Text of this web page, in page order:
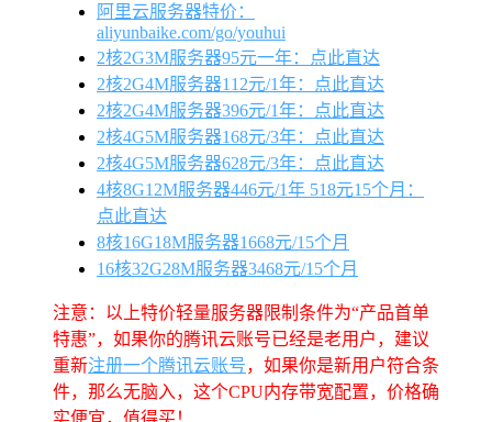
阿里云服务器特价：
aliyunbaike.com/go/youhui
2核2G3M服务器95元一年：点此直达
2核2G4M服务器112元/1年：点此直达
2核2G4M服务器396元/1年：点此直达
2核4G5M服务器168元/3年：点此直达
2核4G5M服务器628元/3年：点此直达
4核8G12M服务器446元/1年 518元15个月：
点此直达
8核16G18M服务器1668元/15个月
16核32G28M服务器3468元/15个月
注意：以上特价轻量服务器限制条件为“产品首单
特惠”，如果你的腾讯云账号已经是老用户，建议
重新注册一个腾讯云账号，如果你是新用户符合条
件，那么无脑入，这个CPU内存带宽配置，价格确
实便宜，值得买！